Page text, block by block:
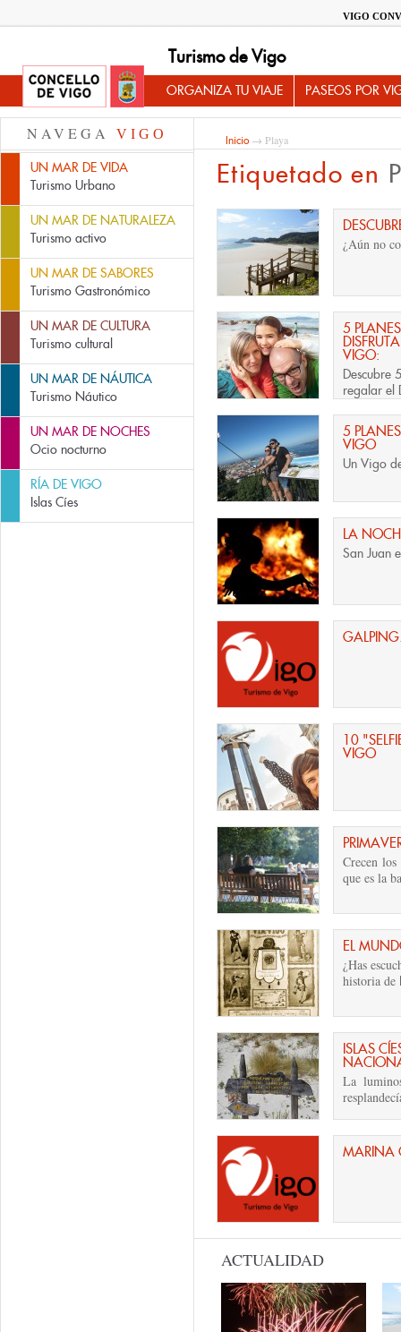
VIGO
Turismo de Vigo
ORGANIZA TU VIAJE PASEOS POR
NAVEGA VIGO
UN MAR DE VIDA
Turismo Urbano
UN MAR DE NATURALEZA
Turismo activo
UN MAR DE SABORES
Turismo Gastronómico
UN MAR DE CULTURA
Turismo cultural
UN MAR DE NÁUTICA
Turismo Náutico
UN MAR DE NOCHES
Ocio nocturno
RÍA DE VIGO
Islas Cíes
Inicio→ Playa
Etiquetado en
¿Aún no
5
VIGO:
Descubre
regalar el
5
VIGO
Un Vigo
LA
San Juan
10
VIGO
Crecen
que es la
EL
¿Has
historia de
ISLAS
La
MARINA
ACTUALIDAD